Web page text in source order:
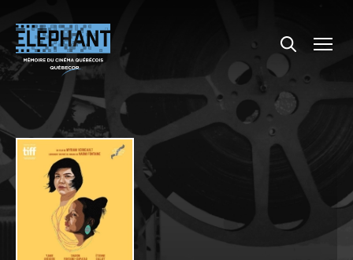
Menu
Explorer le répertoire
Projections
Entrevues
Nouvelles
À propos
Dossiers
Comment louer un film ?
Contact